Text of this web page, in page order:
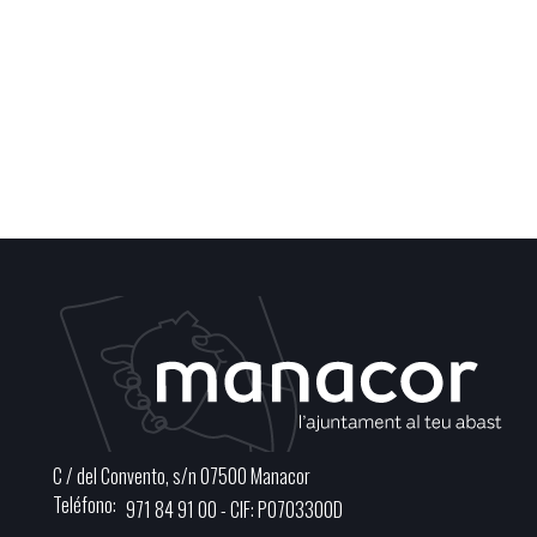
C / del Convento, s/n 07500 Manacor
Teléfono 971 84 91 00 - CIF: P0703300D